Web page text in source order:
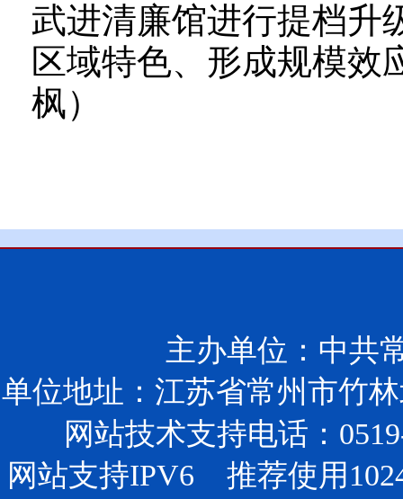
武进清廉馆进行提档升
区域特色、形成规模效
枫）
主办单位：中共
单位地址：江苏省常州市竹
网站技术支持电话：
网站支持IPV6 推荐使用